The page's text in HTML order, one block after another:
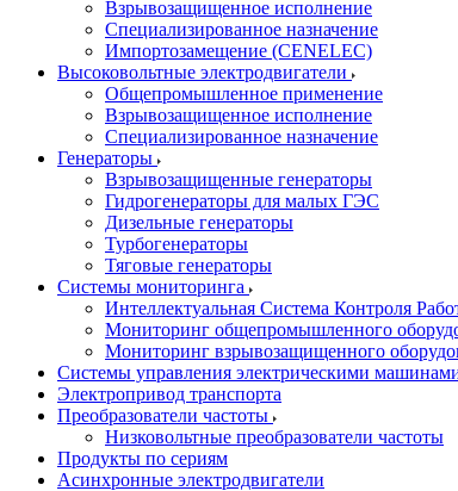
Взрывозащищенное исполнение
Специализированное назначение
Импортозамещение (CENELEC)
Высоковольтные электродвигатели
Общепромышленное применение
Взрывозащищенное исполнение
Специализированное назначение
Генераторы
Взрывозащищенные генераторы
Гидрогенераторы для малых ГЭС
Дизельные генераторы
Турбогенераторы
Тяговые генераторы
Системы мониторинга
Интеллектуальная Система Контроля
Мониторинг общепромышленного
Мониторинг взрывозащищенного
Системы управления электрическими
Электропривод транспорта
Преобразователи частоты
Низковольтные преобразователи частоты
Продукты по сериям
Асинхронные электродвигатели